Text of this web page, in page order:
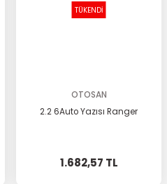
TÜKENDİ
OTOSAN
2.2 6Auto Yazısı Ranger
1.682,57 TL